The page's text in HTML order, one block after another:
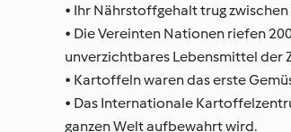
• Ihr Nährstoffgehalt trug
• Die Vereinten Nationen riefen
unverzichtbares Lebensmittel der
• Kartoffeln waren das erste
• Das Internationale
ganzen Welt aufbewahrt wird.